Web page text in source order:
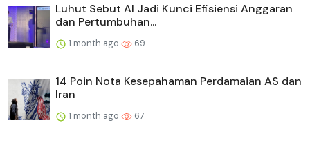
Luhut Sebut AI Jadi Kunci Efisiensi Anggaran
dan Pertumbuhan...
1 month ago 69
14 Poin Nota Kesepahaman Perdamaian AS dan
Iran
1 month ago 67